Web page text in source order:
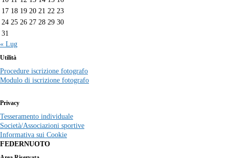
17 18 19 20 21 22 23
24 25 26 27 28 29 30
31
« Lug
Utilità
Procedure iscrizione fotografo
Modulo di iscrizione fotografo
Privacy
Tesseramento individuale
Società/Associazioni sportive
Informativa sui Cookie
FEDERNUOTO